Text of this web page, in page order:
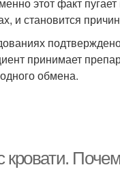
становится
принимает
обмена.